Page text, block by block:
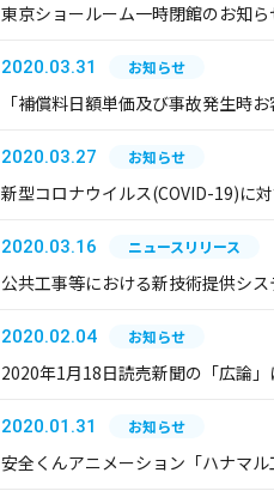
東京ショールーム一時閉館のお知ら
2020.03.31 お知らせ
「補償料日額単価及び事故発生時
2020.03.27 お知らせ
新型コロナウイルス(COVID-19)に
2020.03.16 ニュースリリース
公共工事等における新技術提供シ
2020.02.04 お知らせ
2020年1月18日読売新聞の「広論」
2020.01.31 お知らせ
安全くんアニメーション「ハナマ